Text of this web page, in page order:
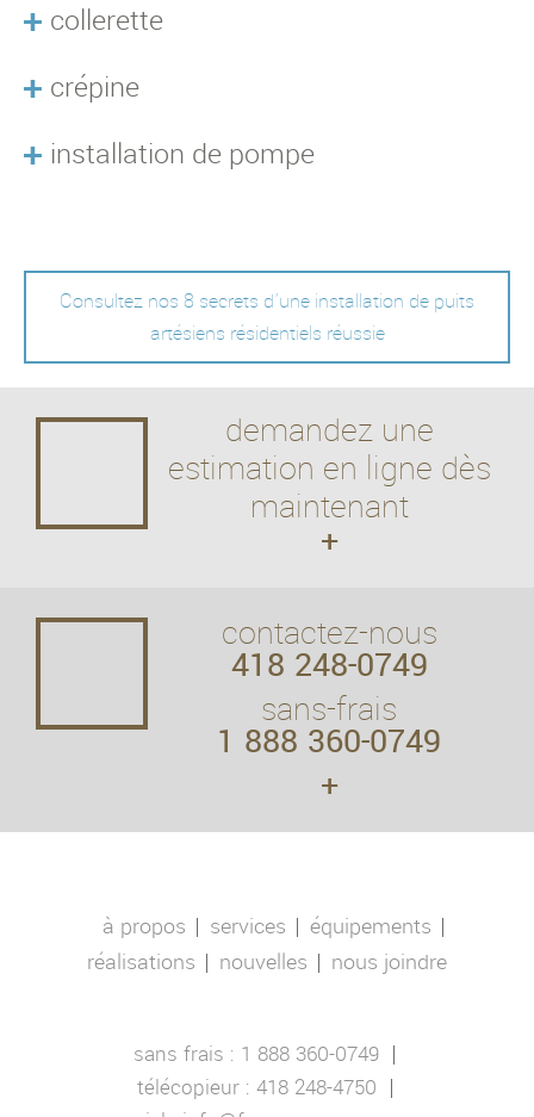
collerette
crépine
installation de pompe
Consultez nos 8 secrets d'une installation de puits
artésiens résidentiels réussie
demandez une
estimation en ligne dès
maintenant
+
contactez-nous
418 248-0749
sans-frais
1 888 360-0749
+
à propos services
équipements
réalisations
nouvelles nous joindre
sans frais : 1 888 360-0749
télécopieur : 418 248-4750